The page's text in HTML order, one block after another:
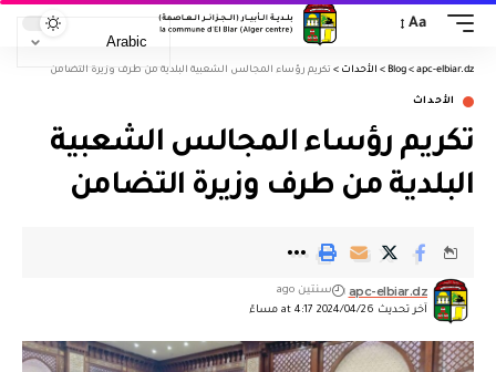
Aa
apc-elbiar.dz
>
Blog
> الأحداث > تكريم رؤساء المجالس الشعبية البلدية من طرف وزيرة التضامن
الأحداث
تكريم رؤساء المجالس الشعبية
البلدية من طرف وزيرة التضامن
آخر تحديث 2024/04/26 at 4:17 مساءً
apc-elbiar.dz سنتين ago